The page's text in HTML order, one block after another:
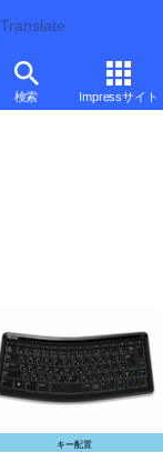
Translate
検索 Impressサイト
/マウス/テンキー
画も
キー配置